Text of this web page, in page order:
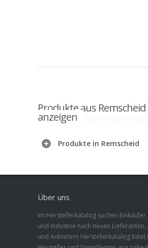
Produkte aus Remscheid
anzeigen
Produkte in Remscheid
Über uns
Im Herstellerkatalog suchen Einkäufer
und Industrie nach neuen
und Anbietern Herstellerkatalog listet